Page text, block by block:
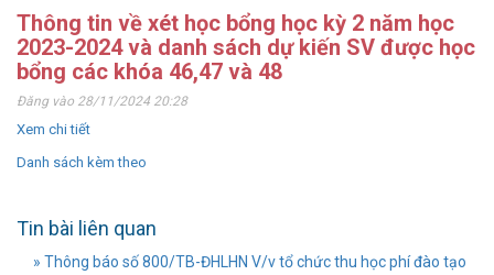
Thông tin về xét học bổng học kỳ 2 năm học
2023-2024 và danh sách dự kiến SV được học
bổng các khóa 46,47 và 48
Đăng vào 28/11/2024 20:28
Xem chi tiết
Danh sách kèm theo
Tin bài liên quan
» Thông báo số 800/TB-ĐHLHN V/v tổ chức thu học phí đào tạo